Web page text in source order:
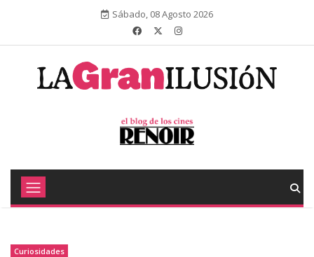
Sábado, 08 Agosto 2026
Curiosidades